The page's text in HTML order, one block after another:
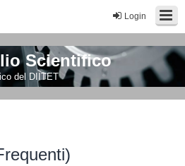
Login
Scientifico
del DIITET